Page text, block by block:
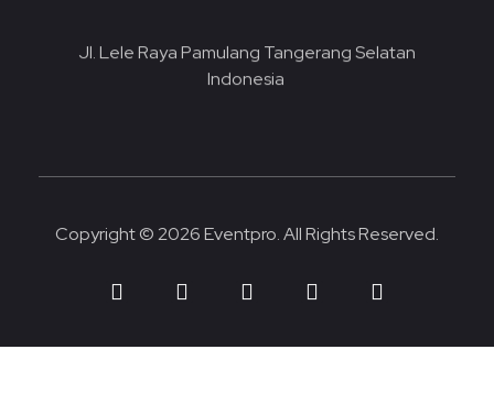
Jl. Lele Raya Pamulang Tangerang Selatan
Indonesia
Copyright © 2026 Eventpro. All Rights Reserved.